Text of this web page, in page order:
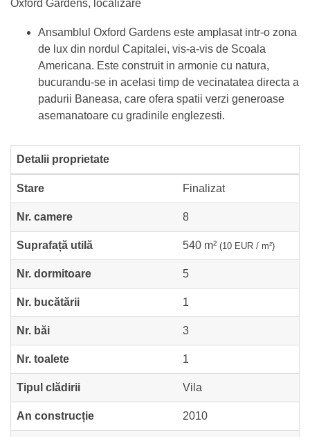
Oxford Gardens, localizare
Ansamblul Oxford Gardens este amplasat intr-o zona
de lux din nordul Capitalei, vis-a-vis de Scoala
Americana. Este construit in armonie cu natura,
bucurandu-se in acelasi timp de vecinatatea directa a
padurii Baneasa, care ofera spatii verzi generoase
asemanatoare cu gradinile englezesti.
Detalii proprietate
Stare Finalizat
Nr. camere 8
Suprafață utilă 540 m² (10 EUR / m²)
Nr. dormitoare 5
Nr. bucătării 1
Nr. băi 3
Nr. toalete 1
Tipul clădirii Vila
An construcție 2010